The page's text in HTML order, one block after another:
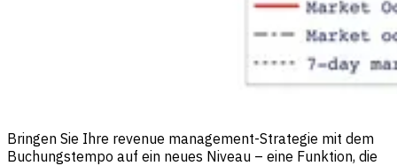
Bringen Sie Ihre revenue management-Strategie mit dem
Buchungstempo auf ein neues Niveau – eine Funktion, die